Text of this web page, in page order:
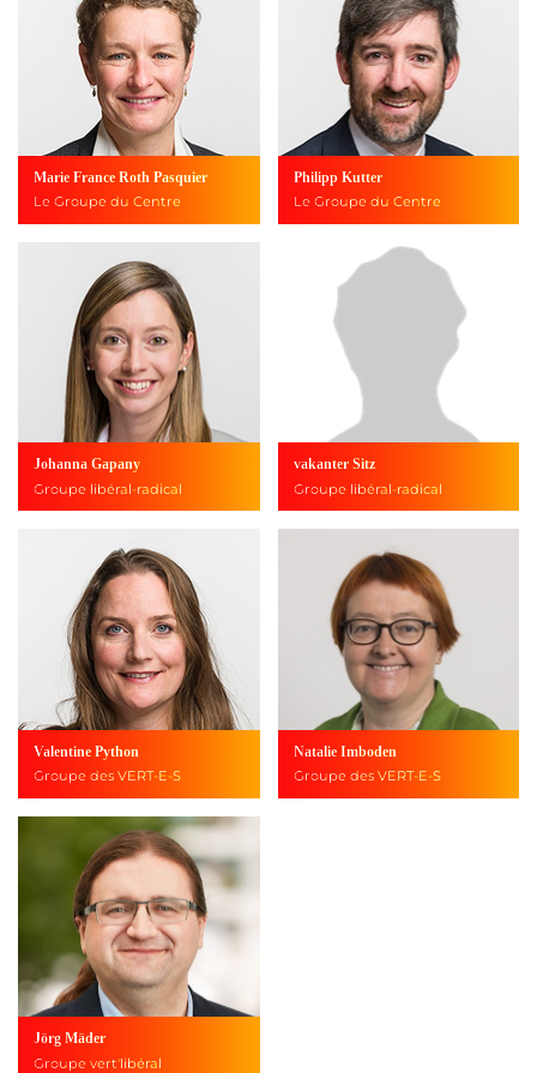
Marie France Roth Pasquier
Le Groupe du Centre
Philipp Kutter
Le Groupe du Centre
Johanna Gapany
Groupe libéral-radical
vakanter Sitz
Groupe libéral-radical
Valentine Python
Groupe des VERT-E-S
Natalie Imboden
Groupe des VERT-E-S
Jörg Mäder
Groupe vert'libéral